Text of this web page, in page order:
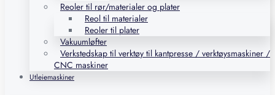
Reoler til rør/materialer og plater
Reol til materialer
Reoler til plater
Vakuumløfter
Verkstedskap til verktøy til kantpresse / verktøysmaskiner /
CNC maskiner
Utleiemaskiner